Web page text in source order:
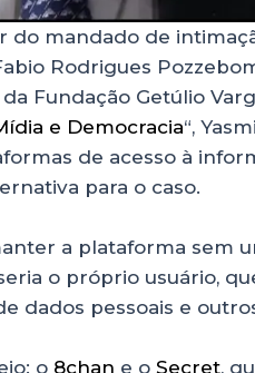
do mandado de
Rodrigues
Fundação Getúlio
e Democracia“,
de acesso à
para o caso.
a plataforma sem
o próprio usuário,
dados pessoais e
o 8chan e o Secret,